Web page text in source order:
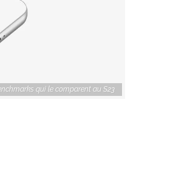
qui le comparent au S23